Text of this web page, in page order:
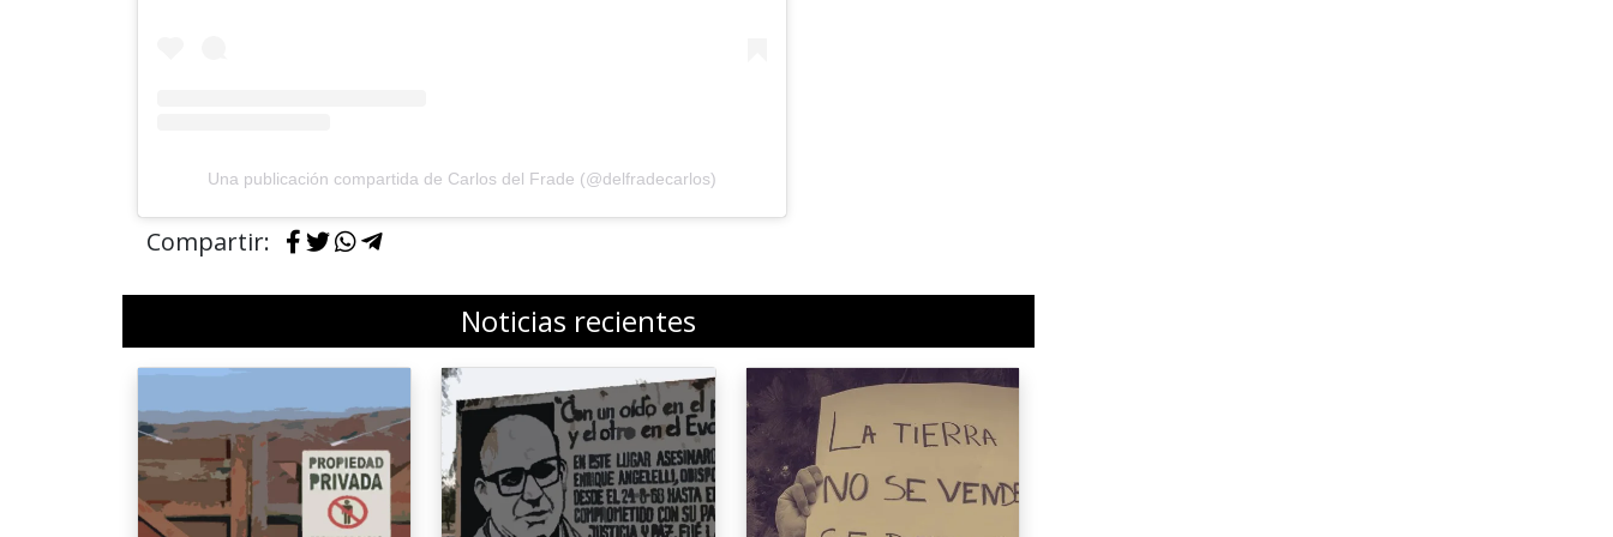
Una publicación compartida de Carlos del Frade (@delfradecarlos)
Compartir:
Noticias recientes